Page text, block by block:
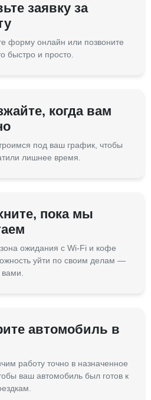
заявку за
форму онлайн или позвоните
быстро и просто.
когда вам
под ваш график, чтобы
лишнее время.
пока мы
ожидания с Wi-Fi и кофе
уйти по своим делам —
автомобиль в
работу точно в назначенное
ваш автомобиль был готов к